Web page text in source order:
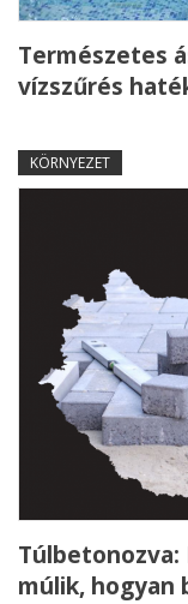
Természetes
vízszűrés
KÖRNYEZET
Túlbetonozva:
múlik, hogyan